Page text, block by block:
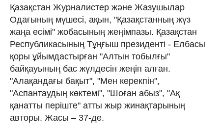
Қазақстан Журналистер және Жазушылар
Одағының мүшесі, ақын, "Қазақстанның жүз
жаңа есімі" жобасының жеңімпазы. Қазақстан
Республикасының Тұңғыш президенті - Елбасы
қоры ұйымдастырған "Алтын тобылғы"
байқауының бас жүлдесін жеңіп алған.
"Алақандағы бақыт", "Мен керекпін",
"Аспантаудың көктемі", "Шоған абыз", "Ақ
қанатты періште" атты жыр жинақтарының
авторы. Жасы – 37-де.